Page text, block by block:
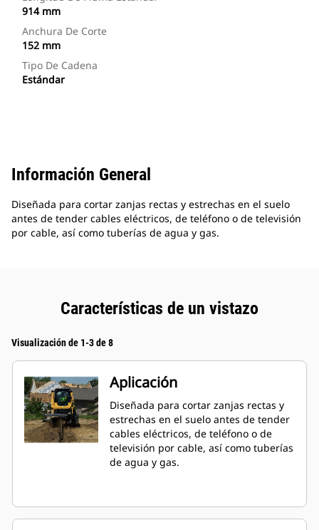
914 mm
Anchura De Corte
152 mm
Tipo De Cadena
Estándar
Información General
Diseñada para cortar zanjas rectas y estrechas en el suelo
antes de tender cables eléctricos, de teléfono o de televisión
por cable, así como tuberías de agua y gas.
Características de un vistazo
Visualización de 1-3 de 8
Aplicación
Diseñada para cortar zanjas rectas y
estrechas en el suelo antes de tender
cables eléctricos, de teléfono o de
televisión por cable, así como tuberías
de agua y gas.